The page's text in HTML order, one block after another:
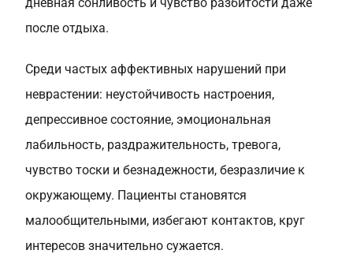
после отдыха.
Среди частых аффективных нарушений при
неврастении: неустойчивость настроения,
депрессивное состояние, эмоциональная
лабильность, раздражительность, тревога,
чувство тоски и безнадежности, безразличие к
окружающему. Пациенты становятся
малообщительными, избегают контактов, круг
интересов значительно сужается.